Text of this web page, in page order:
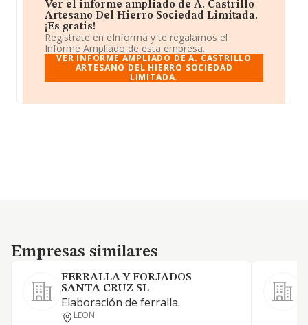
Ver el informe ampliado de A. Castrillo
Artesano Del Hierro Sociedad Limitada.
¡Es gratis!
Regístrate en eInforma y te regalamos el
Informe Ampliado de esta empresa.
VER INFORME AMPLIADO DE A. CASTRILLO
ARTESANO DEL HIERRO SOCIEDAD
LIMITADA.
Empresas similares
Empresas similares
FERRALLA Y FORJADOS
SANTA CRUZ SL
Elaboración de ferralla.
LEON